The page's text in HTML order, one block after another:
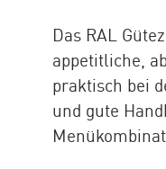
Das RAL
appetitliche,
praktisch bei
und gute